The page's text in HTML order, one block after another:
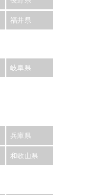
福井県
岐阜県
兵庫県
和歌山県